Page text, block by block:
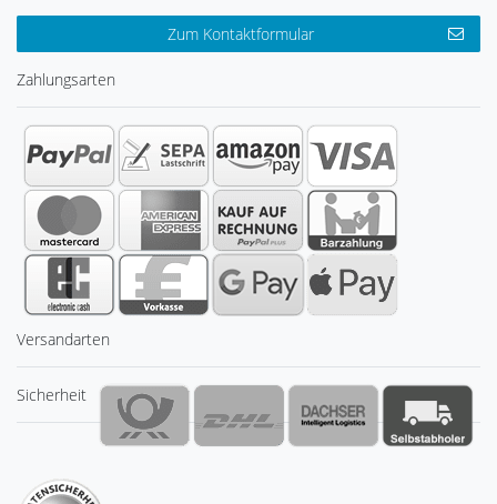
Zum Kontaktformular
Zahlungsarten
Versandarten
Sicherheit